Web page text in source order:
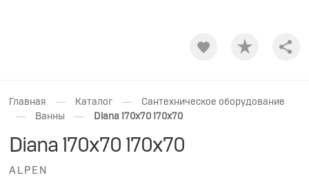
Главная — Каталог — Сантехническое оборудование
— Ванны — Diana 170х70 170x70
Diana 170х70 170x70
ALPEN